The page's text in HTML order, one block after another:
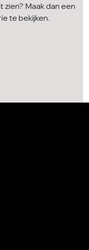
zien? Maak dan een
te bekijken.